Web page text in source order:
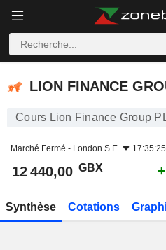
LION FINANCE
Cours Lion Finance Group
Marché Fermé - London S.E.
12 440,00 GBX
Synthèse Cotations